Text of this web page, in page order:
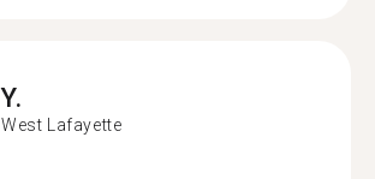
Y.
West Lafayette